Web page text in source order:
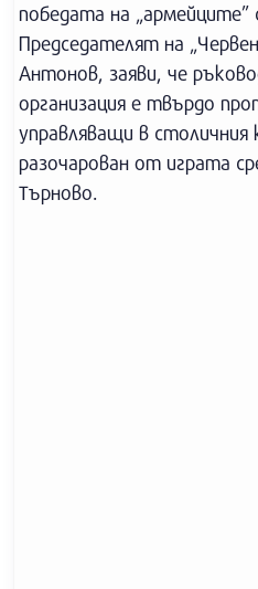
победата на
Председателят на
Антонов, заяви, че
организация е твърдо
управляващи в столичния
разочарован от играта
Търново.